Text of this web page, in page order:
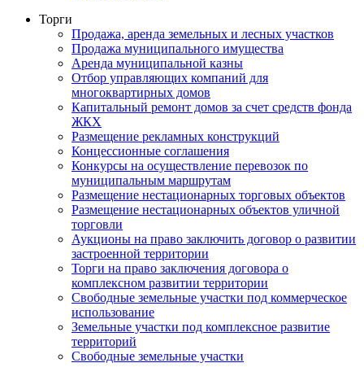
Торги
Продажа, аренда земельных и лесных участков
Продажа муниципального имущества
Аренда муниципальной казны
Отбор управляющих компаний для
многоквартирных домов
Капитальный ремонт домов за счет средств фонда
ЖКХ
Размещение рекламных конструкций
Концессионные соглашения
Конкурсы на осуществление перевозок по
муниципальным маршрутам
Размещение нестационарных торговых объектов
Размещение нестационарных объектов уличной
торговли
Аукционы на право заключить договор о развитии
застроенной территории
Торги на право заключения договора о
комплексном развитии территории
Свободные земельные участки под коммерческое
использование
Земельные участки под комплексное развитие
территорий
Свободные земельные участки